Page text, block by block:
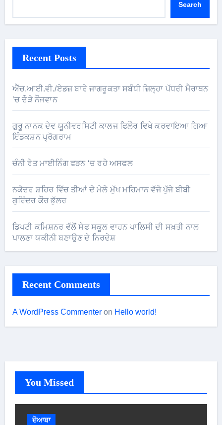
Search
Recent Posts
ਐੱਚ.ਆਈ.ਵੀ./ਏਡਜ਼ ਬਾਰੇ ਜਾਗਰੂਕਤਾ ਸਬੰਧੀ ਜ਼ਿਲ੍ਹਾ ਪੱਧਰੀ ਮੈਰਾਥਨ
’ਚ ਦੌੜੇ ਨੌਜਵਾਨ
ਗੁਰੂ ਨਾਨਕ ਦੇਵ ਯੂਨੀਵਰਸਿਟੀ ਕਾਲਜ ਫਿਲੌਰ ਵਿਖੇ ਕਰਵਾਇਆ ਗਿਆ
ਇੰਡਕਸ਼ਨ ਪ੍ਰੋਗਰਾਮ
ਚੰਨੀ ਰੇਤ ਮਾਈਨਿੰਗ ਫੜਨ ‘ਚ ਰਹੇ ਅਸਫਲ
ਨਕੋਦਰ ਸ਼ਹਿਰ ਵਿੱਚ ਤੀਆਂ ਦੇ ਮੇਲੇ ਮੁੱਖ ਮਹਿਮਾਨ ਵੱਜੋ ਪੁੱਜੇ ਬੀਬੀ
ਗੁਰਿੰਦਰ ਕੌਰ ਭੁੱਲਰ
ਡਿਪਟੀ ਕਮਿਸ਼ਨਰ ਵੱਲੋਂ ਸੇਫ ਸਕੂਲ ਵਾਹਨ ਪਾਲਿਸੀ ਦੀ ਸਖ਼ਤੀ ਨਾਲ
ਪਾਲਣਾ ਯਕੀਨੀ ਬਣਾਉਣ ਦੇ ਨਿਰਦੇਸ਼
Recent Comments
A WordPress Commenteron Hello world!
You Missed
ਦੋਆਬਾ